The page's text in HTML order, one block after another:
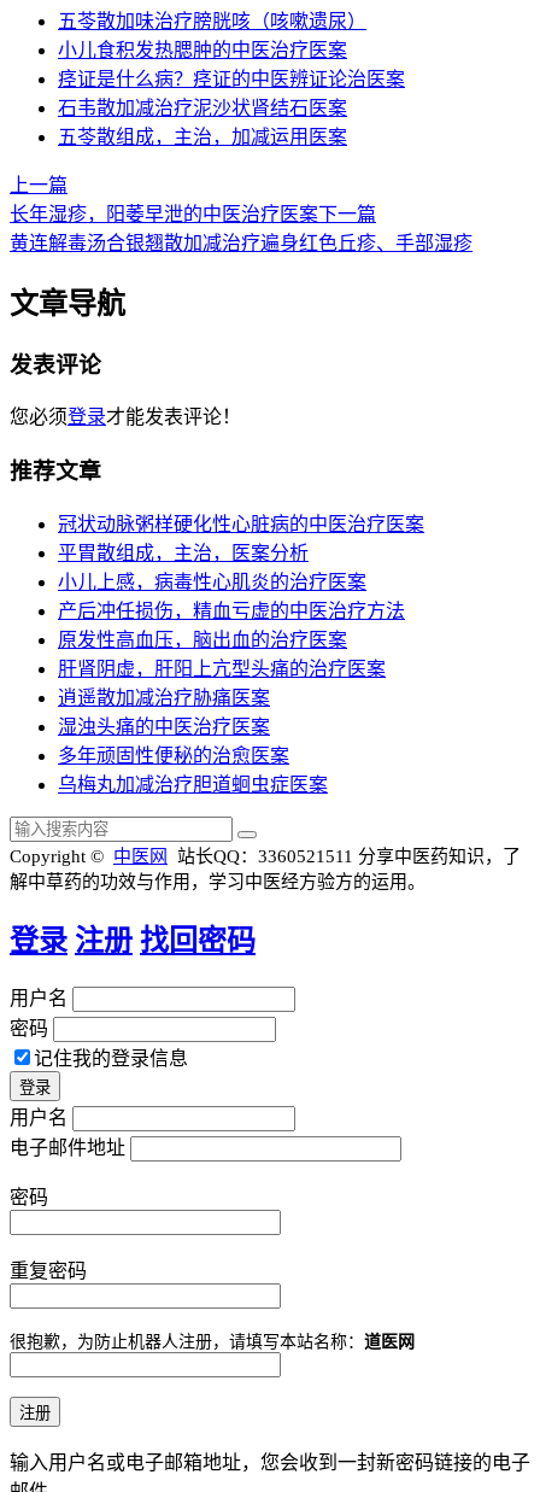
五苓散加味治疗膀胱咳（咳嗽遗尿）
小儿食积发热腮肿的中医治疗医案
痉证是什么病？痉证的中医辨证论治医案
石韦散加减治疗泥沙状肾结石医案
五苓散组成，主治，加减运用医案
上一篇
长年湿疹，阳萎早泄的中医治疗医案下一篇
黄连解毒汤合银翘散加减治疗遍身红色丘疹、手部湿疹
文章导航
发表评论
您必须登录才能发表评论！
推荐文章
冠状动脉粥样硬化性心脏病的中医治疗医案
平胃散组成，主治，医案分析
小儿上感，病毒性心肌炎的治疗医案
产后冲任损伤，精血亏虚的中医治疗方法
原发性高血压，脑出血的治疗医案
肝肾阴虚，肝阳上亢型头痛的治疗医案
逍遥散加减治疗胁痛医案
湿浊头痛的中医治疗医案
多年顽固性便秘的治愈医案
乌梅丸加减治疗胆道蛔虫症医案
Copyright © 中医网 站长QQ：3360521511 分享中医药知识，了
解中草药的功效与作用，学习中医经方验方的运用。
登录 注册 找回密码
用户名
密码
记住我的登录信息
用户名
电子邮件地址
密码
重复密码
很抱歉，为防止机器人注册，请填写本站名称： 道医网
输入用户名或电子邮箱地址，您会收到一封新密码链接的电子